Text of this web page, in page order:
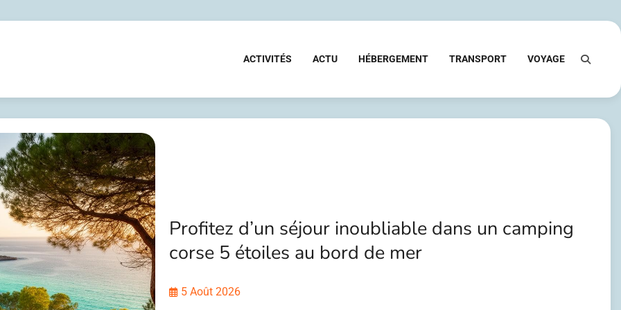
ACTIVITÉS ACTU HÉBERGEMENT TRANSPORT VOYAGE
Profitez d’un séjour inoubliable dans un camping
corse 5 étoiles au bord de mer
5 Août 2026